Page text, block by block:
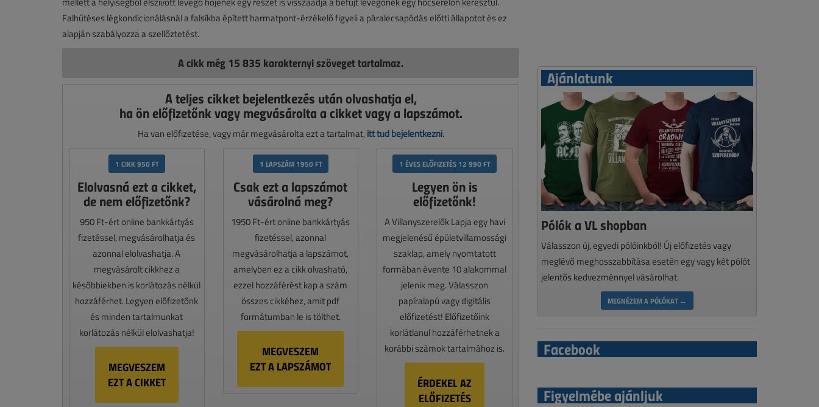
Falhűtéses légkondicionálásnál a falsíkba épített harmatpont-érzékelő figyeli a páralecsapódás előtti állapotot és ez
alapján szabályozza a szellőztetést.
A cikk még 15 835 karakternyi szöveget tartalmaz.
A teljes cikket bejelentkezés után olvashatja el,
ha ön előfizetőnk vagy megvásárolta a cikket vagy a lapszámot.
Ha van előfizetése, vagy már megvásárolta ezt a tartalmat, itt tud bejelentkezni.
1 CIKK 950 FT
Elolvasná ezt a cikket,
de nem előfizetőnk?
950 Ft-ért online bankkártyás
fizetéssel, megvásárolhatja és
azonnal elolvashatja. A
megvásárolt cikkhez a
későbbiekben is korlátozás nélkül
hozzáférhet. Legyen előfizetőnk
és minden tartalmunkat
korlátozás nélkül elolvashatja!
MEGVESZEM
EZT A CIKKET
1 LAPSZÁM 1950 FT
Csak ezt a lapszámot
vásárolná meg?
1950 Ft-ért online bankkártyás
fizetéssel, azonnal
megvásárolhatja a lapszámot,
amelyben ez a cikk olvasható,
ezzel hozzáférést kap a szám
összes cikkéhez, amit pdf
formátumban le is tölthet.
MEGVESZEM
EZT A LAPSZÁMOT
1 ÉVES ELŐFIZETÉS 12 990 FT
Legyen ön is
előfizetőnk!
A Villanyszerelők Lapja egy havi
megjelenésű épületvillamossági
szaklap, amely nyomtatott
formában évente 10 alakommal
jelenik meg. Válasszon
papíralapú vagy digitális
előfizetést! Előfizetőink
korlátlanul hozzáférhetnek a
korábbi számok tartalmához is.
ÉRDEKEL AZ
ELŐFIZETÉS
Ajánlatunk
Pólók a VL shopban
Válasszon új, egyedi pólóinkból! Új előfizetés vagy
meglévő meghosszabbítása esetén egy vagy két pólót
jelentős kedvezménnyel vásárolhat.
MEGNÉZEM A PÓLÓKAT →
Facebook
Figyelmébe ajánljuk